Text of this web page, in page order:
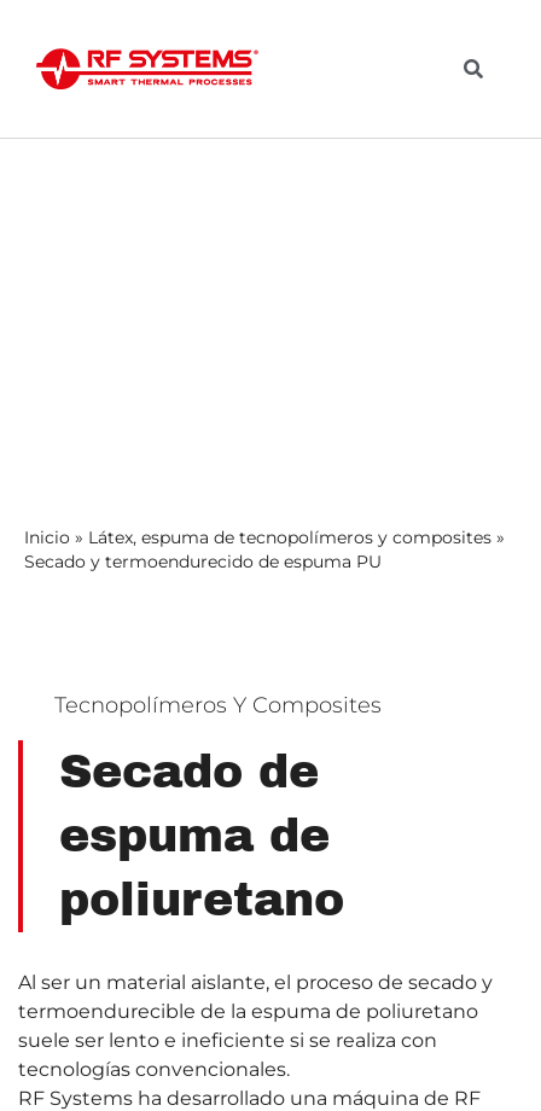
Inicio » Látex, espuma de tecnopolímeros y composites »
Secado y termoendurecido de espuma PU
Tecnopolímeros Y Composites
Secado de
espuma de
poliuretano
Al ser un material aislante, el proceso de secado y
termoendurecible de la espuma de poliuretano
suele ser lento e ineficiente si se realiza con
tecnologías convencionales.
RF Systems ha desarrollado una máquina de RF